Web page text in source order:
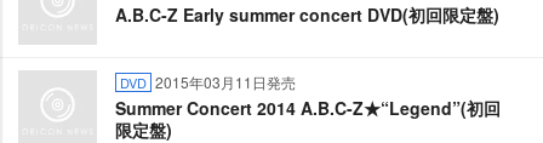
A.B.C-Z Early summer concert DVD(初回限定盤)
DVD 2015年03月11日発売
Summer Concert 2014 A.B.C-Z★“Legend”(初回
限定盤)